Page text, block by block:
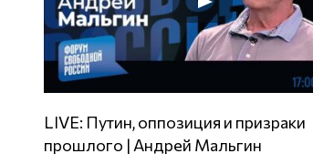
LIVE: Путин, оппозиция и призраки
прошлого | Андрей Мальгин